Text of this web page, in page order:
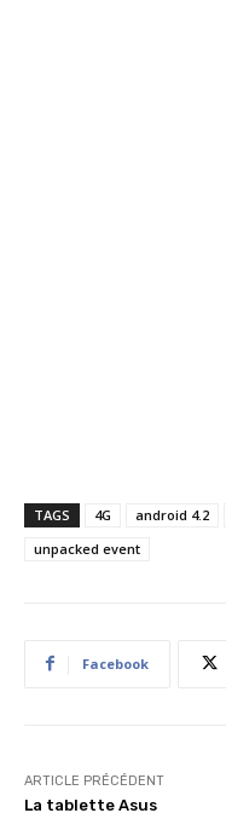
TAGS 4G android 4.2
unpacked event
Facebook
ARTICLE PRÉCÉDENT
La tablette Asus